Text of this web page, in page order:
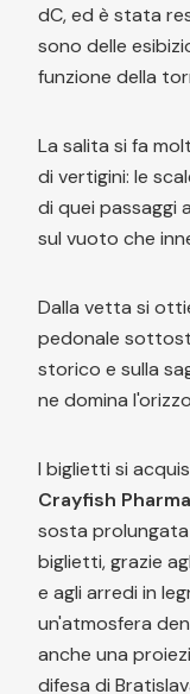
dC, ed è stata
sono delle
funzione della
La salita si fa
di vertigini: le
di quei passaggi
sul vuoto che
Dalla vetta si
pedonale
storico e sulla
ne domina
I biglietti si
Crayfish
sosta
biglietti, grazie
e agli arredi in
un'atmosfera
anche una
difesa di